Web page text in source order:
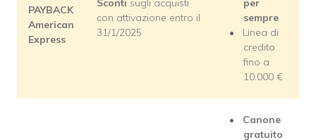
PAYBACK
American
Express
Sconti sugli acquisti
con attivazione entro il
31/1/2025
per
sempre
Linea di
credito
fino a
10.000 €
Canone
gratuito